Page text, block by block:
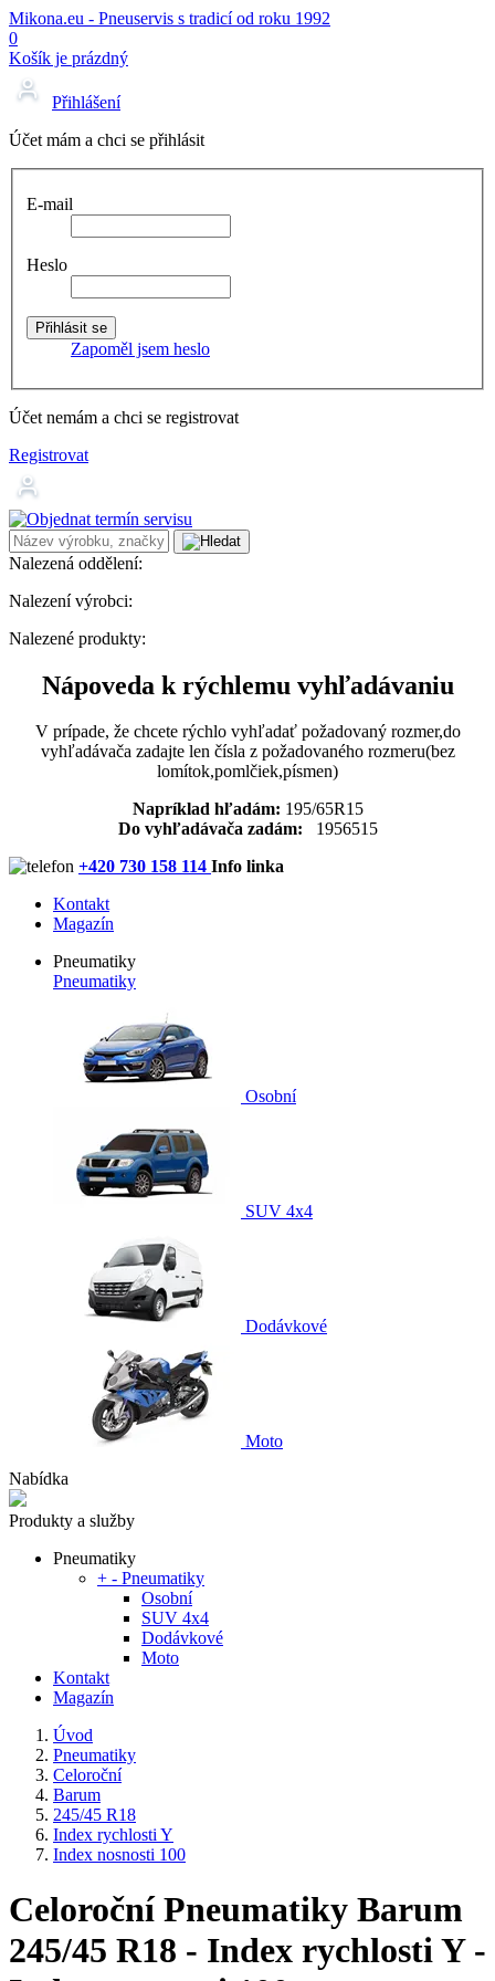
Mikona.eu - Pneuservis s tradicí od roku 1992
0
Košík je prázdný
Přihlášení
Účet mám a chci se přihlásit
E-mail
Heslo
Zapoměl jsem heslo
Účet nemám a chci se registrovat
Registrovat
Nalezená oddělení:
Nalezení výrobci:
Nalezené produkty:
Nápoveda k rýchlemu vyhľadávaniu
V prípade, že chcete rýchlo vyhľadať požadovaný rozmer,do
vyhľadávača zadajte len čísla z požadovaného rozmeru(bez
lomítok,pomlčiek,písmen)
Napríklad hľadám: 195/65R15
Do vyhľadávača zadám: 1956515
+420 730 158 114 Info linka
Kontakt
Magazín
Pneumatiky
Pneumatiky
Osobní
SUV 4x4
Dodávkové
Moto
Nabídka
Produkty a služby
Pneumatiky
+ - Pneumatiky
Osobní
SUV 4x4
Dodávkové
Moto
Kontakt
Magazín
Úvod
Pneumatiky
Celoroční
Barum
245/45 R18
Index rychlosti Y
Index nosnosti 100
Celoroční Pneumatiky Barum
245/45 R18 - Index rychlosti Y -